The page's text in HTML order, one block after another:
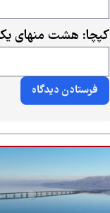
کپچا: هشت منهای